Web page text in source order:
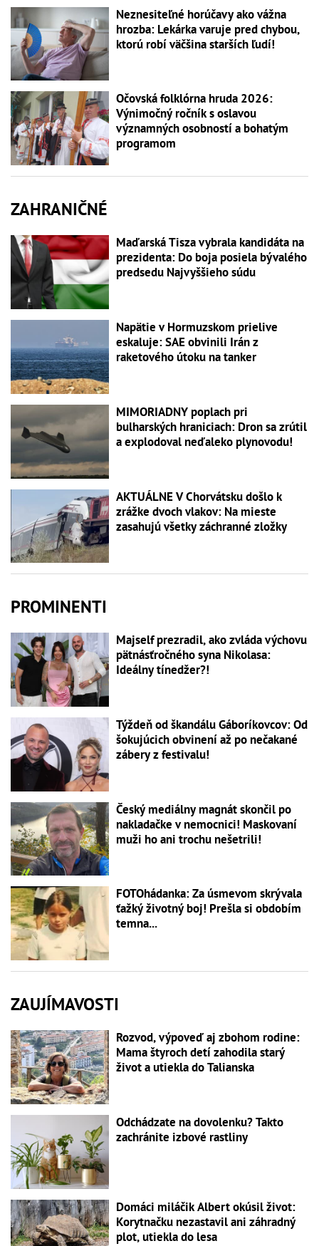
Neznesiteľné horúčavy ako vážna
hrozba: Lekárka varuje pred chybou,
ktorú robí väčšina starších ľudí!
Očovská folklórna hruda 2026:
Výnimočný ročník s oslavou
významných osobností a bohatým
programom
ZAHRANIČNÉ
Maďarská Tisza vybrala kandidáta na
prezidenta: Do boja posiela bývalého
predsedu Najvyššieho súdu
Napätie v Hormuzskom prielive
eskaluje: SAE obvinili Irán z
raketového útoku na tanker
MIMORIADNY poplach pri
bulharských hraniciach: Dron sa zrútil
a explodoval neďaleko plynovodu!
AKTUÁLNE V Chorvátsku došlo k
zrážke dvoch vlakov: Na mieste
zasahujú všetky záchranné zložky
PROMINENTI
Majself prezradil, ako zvláda výchovu
pätnásťročného syna Nikolasa:
Ideálny tínedžer?!
Týždeň od škandálu Gáboríkovcov: Od
šokujúcich obvinení až po nečakané
zábery z festivalu!
Český mediálny magnát skončil po
nakladačke v nemocnici! Maskovaní
muži ho ani trochu nešetrili!
FOTOhádanka: Za úsmevom skrývala
ťažký životný boj! Prešla si obdobím
temna...
ZAUJÍMAVOSTI
Rozvod, výpoveď aj zbohom rodine:
Mama štyroch detí zahodila starý
život a utiekla do Talianska
Odchádzate na dovolenku? Takto
zachránite izbové rastliny
Domáci miláčik Albert okúsil život:
Korytnačku nezastavil ani záhradný
plot, utiekla do lesa